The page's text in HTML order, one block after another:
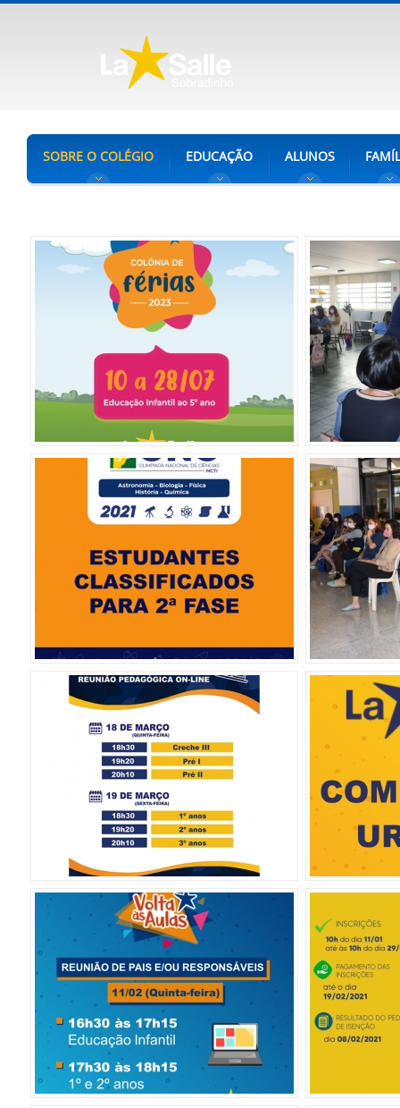
SOBRE O COLÉGIO EDUCAÇÃO ALUNOS